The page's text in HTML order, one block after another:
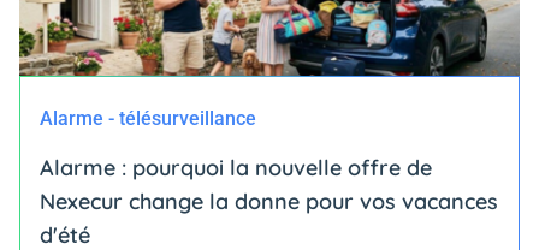
Alarme - télésurveillance
Alarme : pourquoi la nouvelle offre de
Nexecur change la donne pour vos vacances
d'été